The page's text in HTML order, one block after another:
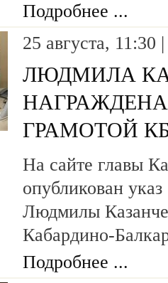
Подробнее ...
25 августа, 11:30
ЛЮДМИЛА
ГРАМОТОЙ
На сайте главы
опубликован
Людмилы
Кабардино-
Подробнее ...